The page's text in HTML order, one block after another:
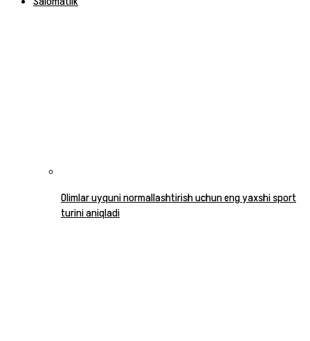
Olimlar uyquni normallashtirish uchun eng yaxshi sport
turini aniqladi